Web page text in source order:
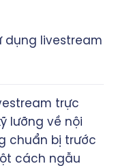
dụng livestream
trực
lưỡng về nội
chuẩn bị trước
cách ngẫu